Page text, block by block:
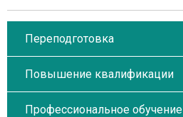
Переподготовка
Повышение квалификации
Профессиональное обучение